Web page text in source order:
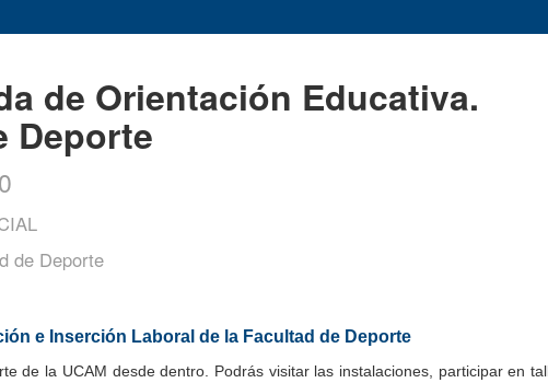
de Orientación Educativa.
Deporte
de Deporte
e Inserción Laboral de la Facultad de Deporte
de la UCAM desde dentro. Podrás visitar las instalaciones, participar en